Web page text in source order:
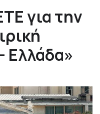
για την
Ελλάδα»